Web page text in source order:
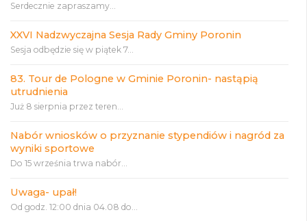
Serdecznie zapraszamy...
XXVI Nadzwyczajna Sesja Rady Gminy Poronin
Sesja odbędzie się w piątek 7...
83. Tour de Pologne w Gminie Poronin- nastąpią
utrudnienia
Już 8 sierpnia przez teren...
Nabór wniosków o przyznanie stypendiów i nagród za
wyniki sportowe
Do 15 września trwa nabór...
Uwaga- upał!
Od godz. 12:00 dnia 04.08 do...